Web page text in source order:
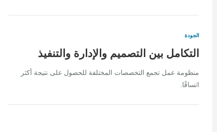
الجودة
التكامل بين التصميم والإدارة والتنفيذ
منظومة عمل تجمع التخصصات المختلفة للحصول على نتيجة أكثر
اتساقًا.